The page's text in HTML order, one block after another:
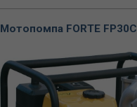
Мотопомпа FORTE FP30C